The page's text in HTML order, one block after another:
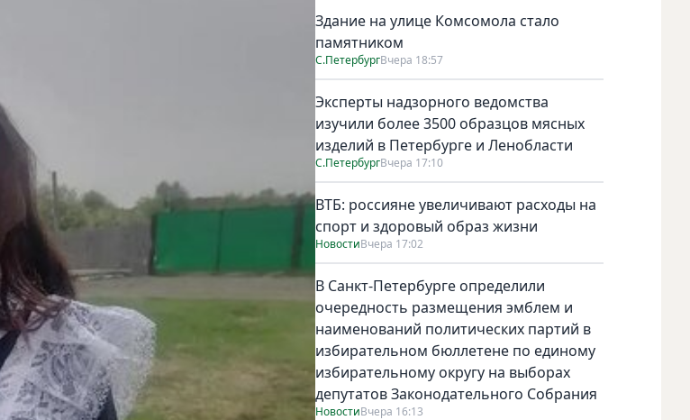
Здание на улице Комсомола стало
памятником
С.ПетербургВчера 18:57
Эксперты надзорного ведомства
изучили более 3500 образцов мясных
изделий в Петербурге и Ленобласти
С.ПетербургВчера 17:10
ВТБ: россияне увеличивают расходы на
спорт и здоровый образ жизни
НовостиВчера 17:02
В Санкт-Петербурге определили
очередность размещения эмблем и
наименований политических партий в
избирательном бюллетене по единому
избирательному округу на выборах
депутатов Законодательного Собрания
НовостиВчера 16:13